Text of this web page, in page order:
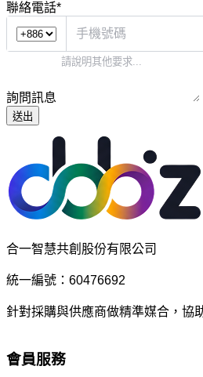
聯絡電話*
詢問訊息
送出
合一智慧共創股份有限公司
統一編號：60476692
針對採購與供應商做精準媒合，協
會員服務